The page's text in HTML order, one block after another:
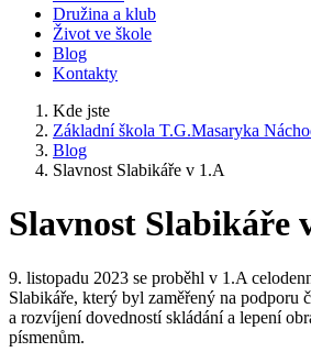
Družina a klub
Život ve škole
Blog
Kontakty
Kde jste
Základní škola T.G.Masaryka
Blog
Slavnost Slabikáře v 1.A
Slavnost Slabikáře
9. listopadu 2023 se proběhl v 1.A
Slabikáře, který byl zaměřený na podporu
a rozvíjení dovedností skládání a lepení
písmenům.